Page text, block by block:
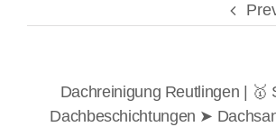
Dachreinigung Reutlingen | 🥇
Dachbeschichtungen ➤